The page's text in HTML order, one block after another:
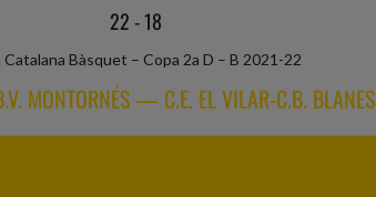
22-18
Catalana Bàsquet – Copa 2a D – B 2021-22
MONTORNÉS — C.E. EL VILAR-C.B. BLANES